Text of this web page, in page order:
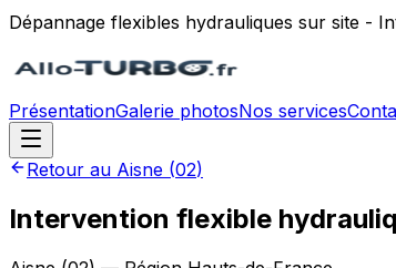
Dépannage flexibles hydrauliques sur site -
PrésentationGalerie photosNos services
Retour au Aisne (02)
Intervention flexible